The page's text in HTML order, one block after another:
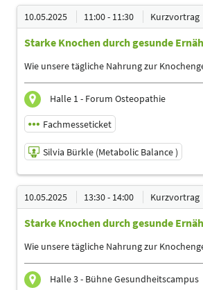
10.05.2025 11:00 - 11:30 Kurzvortrag
Starke Knochen durch gesunde
Wie unsere tägliche Nahrung zur
Halle 1 - Forum Osteopathie
Fachmesseticket
Silvia Bürkle (Metabolic Balance )
10.05.2025 | 11:00 - 11:30
Silvia Bürkle (Metabolic Balance )
Referent/in
Sprache
Deutsch
Themen
10.05.2025 13:30 - 14:00 Kurzvortrag
Starke Knochen durch gesunde
Wie unsere tägliche Nahrung zur
Halle 3 - Bühne Gesundheitscampus